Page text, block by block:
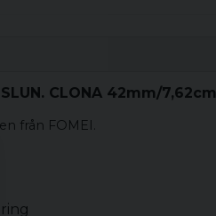
CLONA 42mm/7,62cm
från FOMEI.